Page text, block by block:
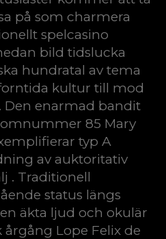
på som charmera
spelcasino
bild tidslucka
hundratal av tema
kultur till mod
Den enarmad bandit
85 Mary
typ A
av auktoritativ
. Traditionell
status längs
äkta ljud och okulär
Lope Felix de